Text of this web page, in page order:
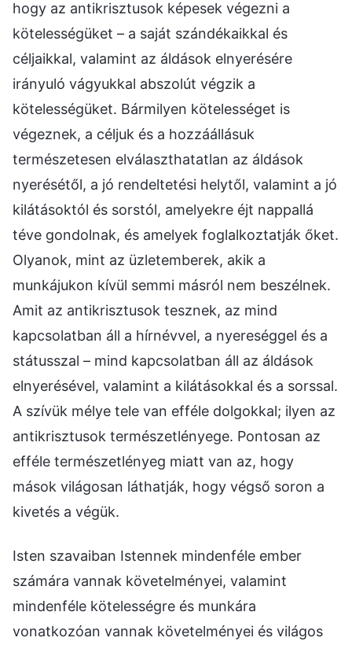
hogy az antikrisztusok képesek végezni a
kötelességüket – a saját szándékaikkal és
céljaikkal, valamint az áldások elnyerésére
irányuló vágyukkal abszolút végzik a
kötelességüket. Bármilyen kötelességet is
végeznek, a céljuk és a hozzáállásuk
természetesen elválaszthatatlan az áldások
nyerésétől, a jó rendeltetési helytől, valamint a jó
kilátásoktól és sorstól, amelyekre éjt nappallá
téve gondolnak, és amelyek foglalkoztatják őket.
Olyanok, mint az üzletemberek, akik a
munkájukon kívül semmi másról nem beszélnek.
Amit az antikrisztusok tesznek, az mind
kapcsolatban áll a hírnévvel, a nyereséggel és a
státusszal – mind kapcsolatban áll az áldások
elnyerésével, valamint a kilátásokkal és a sorssal.
A szívük mélye tele van efféle dolgokkal; ilyen az
antikrisztusok természetlényege. Pontosan az
efféle természetlényeg miatt van az, hogy
mások világosan láthatják, hogy végső soron a
kivetés a végük.
Isten szavaiban Istennek mindenféle ember
számára vannak követelményei, valamint
mindenféle kötelességre és munkára
vonatkozóan vannak követelményei és világos